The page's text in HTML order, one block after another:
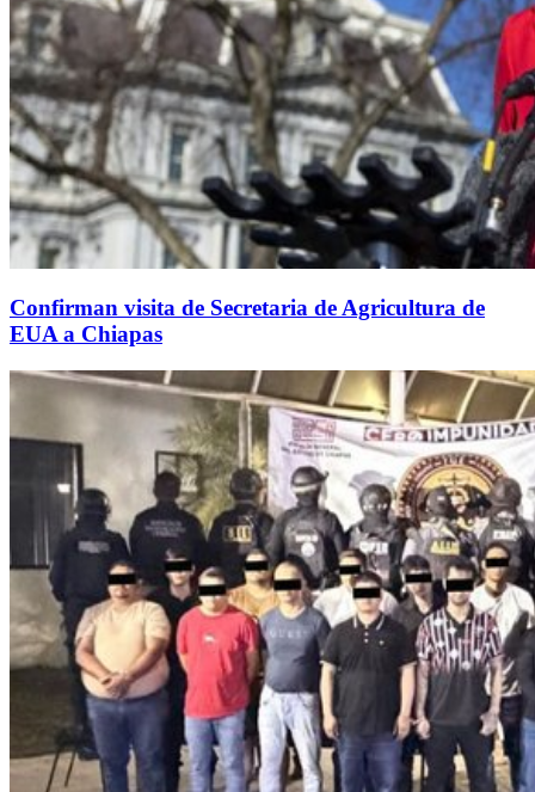
Confirman visita de Secretaria de Agricultura de
EUA a Chiapas